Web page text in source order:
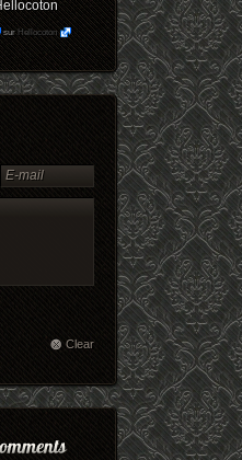
surHellocoton
Clear